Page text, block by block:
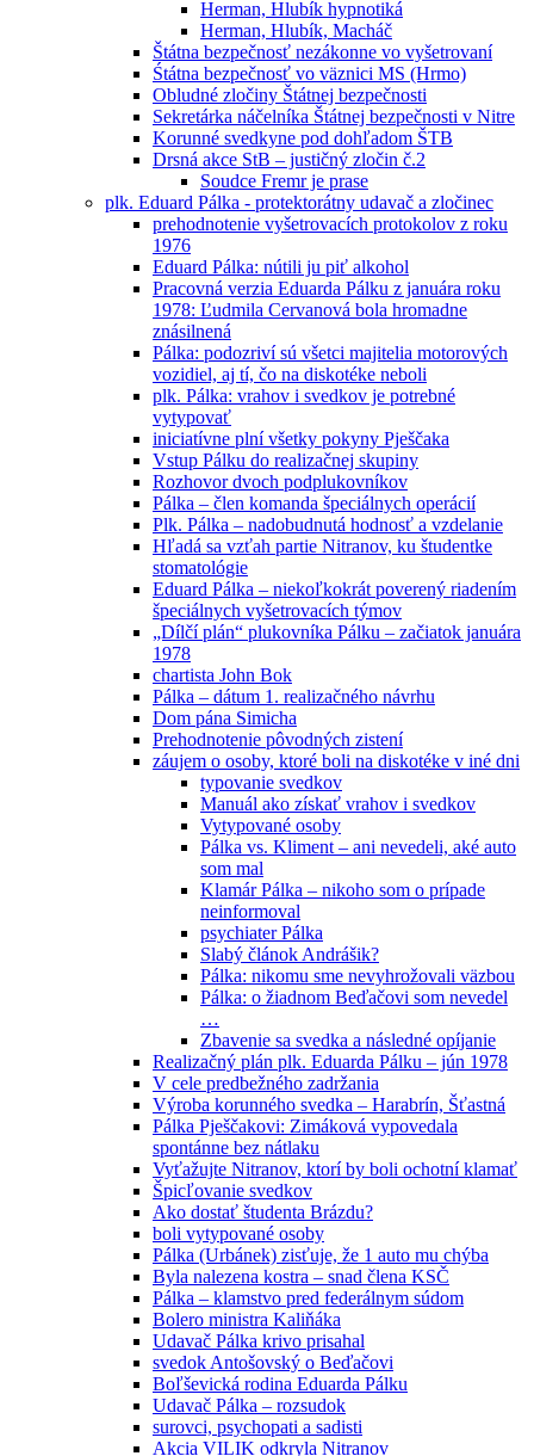
Herman, Hlubík hypnotiká
Herman, Hlubík, Macháč
Štátna bezpečnosť nezákonne vo vyšetrovaní
Śtátna bezpečnosť vo väznici MS (Hrmo)
Obludné zločiny Štátnej bezpečnosti
Sekretárka náčelníka Štátnej bezpečnosti v Nitre
Korunné svedkyne pod dohľadom ŠTB
Drsná akce StB – justičný zločin č.2
Soudce Fremr je prase
plk. Eduard Pálka - protektorátny udavač a zločinec
prehodnotenie vyšetrovacích protokolov z roku
1976
Eduard Pálka: nútili ju piť alkohol
Pracovná verzia Eduarda Pálku z januára roku
1978: Ľudmila Cervanová bola hromadne
znásilnená
Pálka: podozriví sú všetci majitelia motorových
vozidiel, aj tí, čo na diskotéke neboli
plk. Pálka: vrahov i svedkov je potrebné
vytypovať
iniciatívne plní všetky pokyny Pješčaka
Vstup Pálku do realizačnej skupiny
Rozhovor dvoch podplukovníkov
Pálka – člen komanda špeciálnych operácií
Plk. Pálka – nadobudnutá hodnosť a vzdelanie
Hľadá sa vzťah partie Nitranov, ku študentke
stomatológie
Eduard Pálka – niekoľkokrát poverený riadením
špeciálnych vyšetrovacích týmov
„Dílčí plán“ plukovníka Pálku – začiatok januára
1978
chartista John Bok
Pálka – dátum 1. realizačného návrhu
Dom pána Simicha
Prehodnotenie pôvodných zistení
záujem o osoby, ktoré boli na diskotéke v iné dni
typovanie svedkov
Manuál ako získať vrahov i svedkov
Vytypované osoby
Pálka vs. Kliment – ani nevedeli, aké auto
som mal
Klamár Pálka – nikoho som o prípade
neinformoval
psychiater Pálka
Slabý článok Andrášik?
Pálka: nikomu sme nevyhrožovali väzbou
Pálka: o žiadnom Beďačovi som nevedel
…
Zbavenie sa svedka a následné opíjanie
Realizačný plán plk. Eduarda Pálku – jún 1978
V cele predbežného zadržania
Výroba korunného svedka – Harabrín, Šťastná
Pálka Pješčakovi: Zimáková vypovedala
spontánne bez nátlaku
Vyťažujte Nitranov, ktorí by boli ochotní klamať
Špicľovanie svedkov
Ako dostať študenta Brázdu?
boli vytypované osoby
Pálka (Urbánek) zisťuje, že 1 auto mu chýba
Byla nalezena kostra – snad člena KSČ
Pálka – klamstvo pred federálnym súdom
Bolero ministra Kaliňáka
Udavač Pálka krivo prisahal
svedok Antošovský o Beďačovi
Boľševická rodina Eduarda Pálku
Udavač Pálka – rozsudok
surovci, psychopati a sadisti
Akcia VILIK odkryla Nitranov